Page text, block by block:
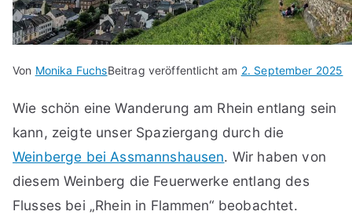
Von Monika FuchsBeitrag veröffentlicht am 2. September 2025
Wie schön eine Wanderung am Rhein entlang sein
kann, zeigte unser Spaziergang durch die
Weinberge bei Assmannshausen. Wir haben von
diesem Weinberg die Feuerwerke entlang des
Flusses bei „Rhein in Flammen“ beobachtet.